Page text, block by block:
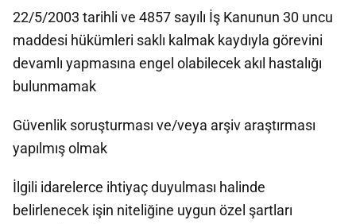
22/5/2003 tarihli ve 4857 sayılı İş Kanunun 30 uncu
maddesi hükümleri saklı kalmak kaydıyla görevini
devamlı yapmasına engel olabilecek akıl hastalığı
bulunmamak
Güvenlik soruşturması ve/veya arşiv araştırması
yapılmış olmak
İlgili idarelerce ihtiyaç duyulması halinde
belirlenecek işin niteliğine uygun özel şartları